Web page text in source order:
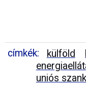
címkék: külföld
uniós